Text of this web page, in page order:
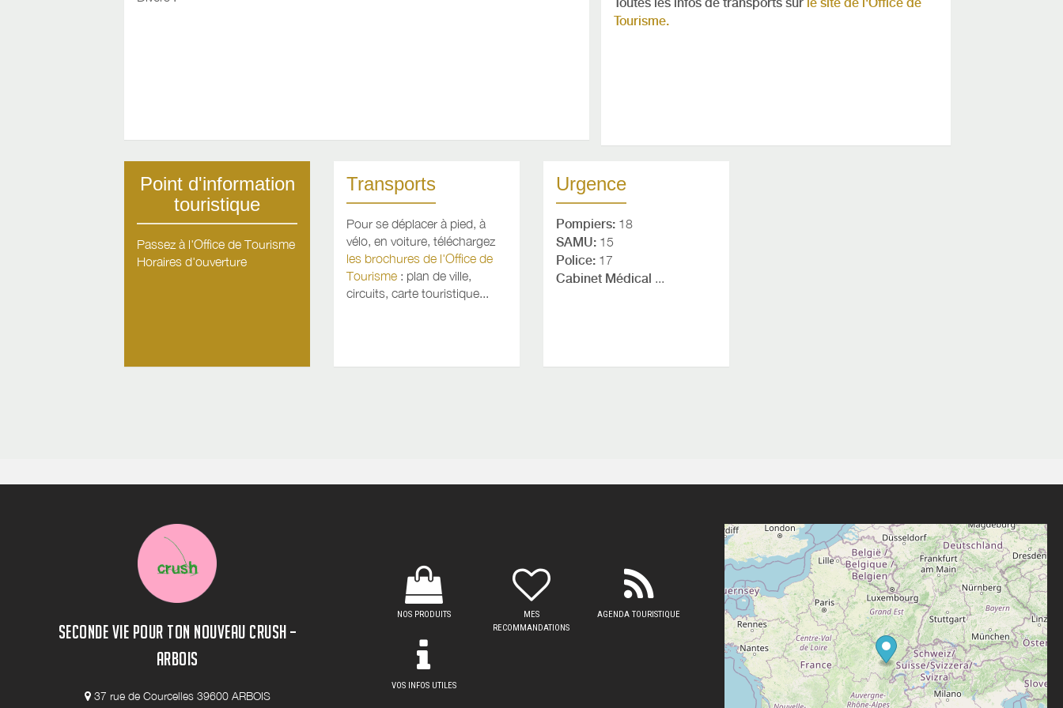
Tourisme.
Point d'information
touristique
Passez à l'Office de Tourisme
Horaires d'ouverture
Transports
Pour se déplacer à pied, à
vélo, en voiture, téléchargez
les brochures de l'Office de
Tourisme : plan de ville,
circuits, carte touristique...
Urgence
Pompiers: 18
SAMU: 15
Police: 17
Cabinet Médical ...
SECONDE VIE POUR TON NOUVEAU CRUSH –
ARBOIS
37 rue de Courcelles 39600 ARBOIS
NOS PRODUITS
MES
RECOMMANDATIONS
AGENDA TOURISTIQUE
VOS INFOS UTILES